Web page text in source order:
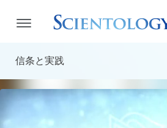
信条と実践